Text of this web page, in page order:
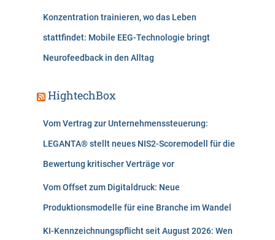
Konzentration trainieren, wo das Leben
stattfindet: Mobile EEG-Technologie bringt
Neurofeedback in den Alltag
HightechBox
Vom Vertrag zur Unternehmenssteuerung:
LEGANTA® stellt neues NIS2-Scoremodell für die
Bewertung kritischer Verträge vor
Vom Offset zum Digitaldruck: Neue
Produktionsmodelle für eine Branche im Wandel
KI-Kennzeichnungspflicht seit August 2026: Wen